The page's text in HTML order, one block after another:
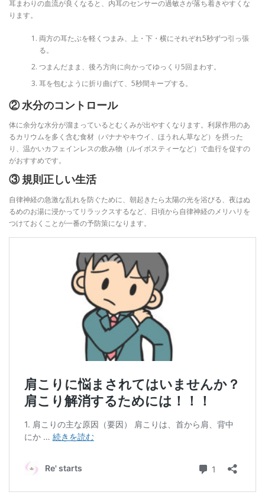
耳まわりの血流が良くなると、内耳のセンサーの過敏さが落ち着きやすくな
ります。
両方の耳たぶを軽くつまみ、上・下・横にそれぞれ5秒ずつ引っ張
る。
つまんだまま、後ろ方向に向かってゆっくり5回まわす。
耳を包むように折り曲げて、5秒間キープする。
② 水分のコントロール
体に余分な水分が溜まっているとむくみが出やすくなります。利尿作用のあ
るカリウムを多く含む食材（バナナやキウイ、ほうれん草など）を摂った
り、温かいカフェインレスの飲み物（ルイボスティーなど）で血行を促すの
がおすすめです。
③ 規則正しい生活
自律神経の急激な乱れを防ぐために、朝起きたら太陽の光を浴びる、夜はぬ
るめのお湯に浸かってリラックスするなど、日頃から自律神経のメリハリを
つけておくことが一番の予防策になります。